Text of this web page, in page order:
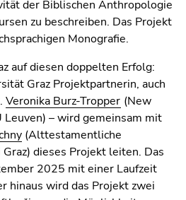
der Biblischen Anthropologie
zu beschreiben. Das Projekt
Monografie.
auf diesen doppelten Erfolg:
Graz Projektpartnerin, auch
Veronika Burz-Tropper (New
– wird gemeinsam mit
(Alttestamentliche
dieses Projekt leiten. Das
2025 mit einer Laufzeit
hinaus wird das Projekt zwei